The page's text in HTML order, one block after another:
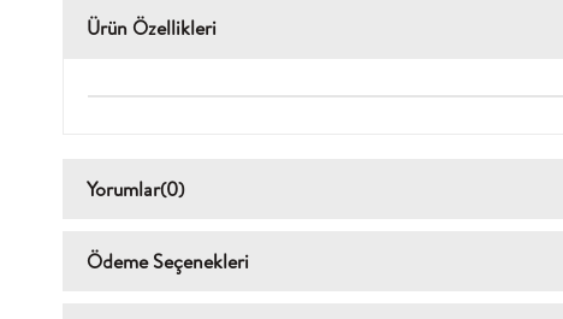
Ürün Özellikleri
Yorumlar(0)
Ödeme Seçenekleri